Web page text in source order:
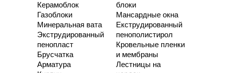
Керамоблок
Газоблоки
Минеральная вата
Экструдированный
пенопласт
Брусчатка
Арматура
блоки
Мансардные окна
Екструдированный
пенополистирол
Кровельные пленки
и мембраны
Лестницы на